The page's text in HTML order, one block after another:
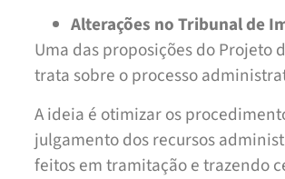
Alterações no Tribunal de
Uma das proposições do Projeto
trata sobre o processo
A ideia é otimizar os
julgamento dos recursos
feitos em tramitação e trazendo